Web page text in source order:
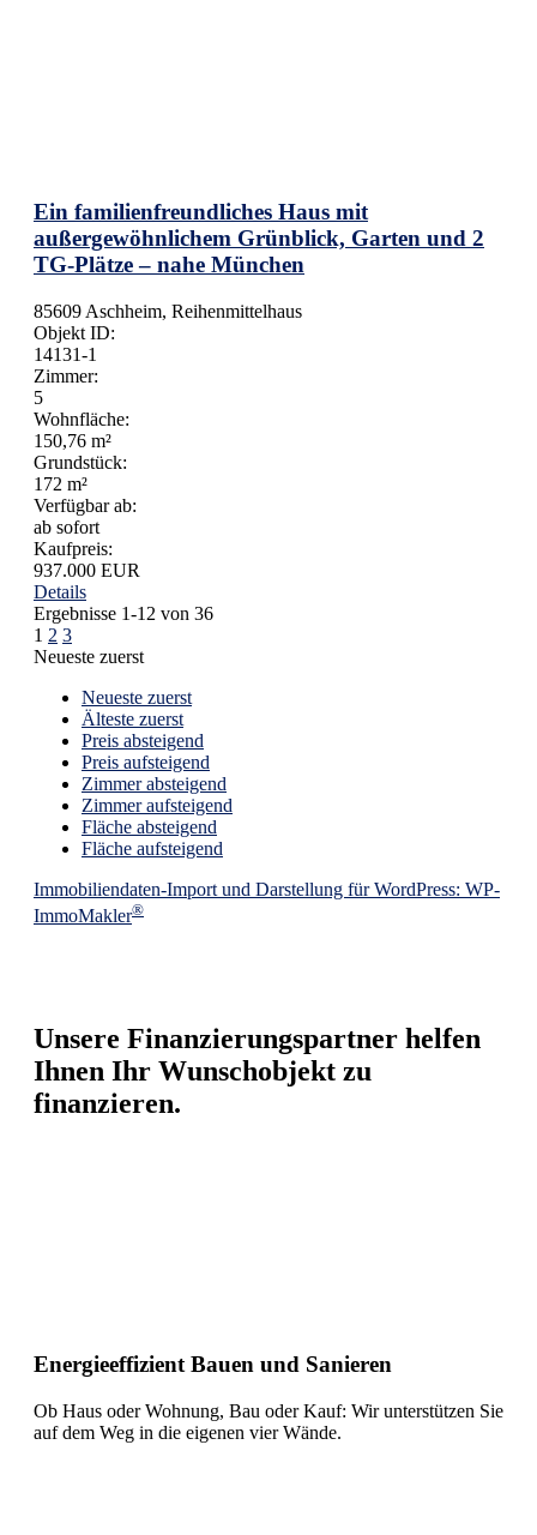
Ein familienfreundliches Haus mit
außergewöhnlichem Grünblick, Garten und 2
TG-Plätze – nahe München
85609 Aschheim, Reihenmittelhaus
Objekt ID:
14131-1
Zimmer:
5
Wohnfläche:
150,76 m²
Grundstück:
172 m²
Verfügbar ab:
ab sofort
Kaufpreis:
937.000 EUR
Details
Ergebnisse 1-12 von 36
1 2 3
Neueste zuerst
Neueste zuerst
Älteste zuerst
Preis absteigend
Preis aufsteigend
Zimmer absteigend
Zimmer aufsteigend
Fläche absteigend
Fläche aufsteigend
Immobiliendaten-Import und Darstellung für WordPress: WP-
ImmoMakler®
Unsere Finanzierungspartner helfen
Ihnen Ihr Wunschobjekt zu
finanzieren.
Energieeffizient Bauen und Sanieren
Ob Haus oder Wohnung, Bau oder Kauf: Wir unterstützen Sie
auf dem Weg in die eigenen vier Wände.